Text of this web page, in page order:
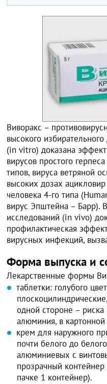
Виворакс –
высокого
(in vitro) доказана
вирусов простого
типов, вируса ветряной
высоких дозах
человека 4-го типа
вирус Эпштейна – Барр).
исследований (in vivo)
профилактическая
вирусных инфекций,
Форма выпуска и
Лекарственные формы
таблетки: голубого
одной стороне –
алюминия, в
крем для наружного
почти белого до
алюминиевых с
прозрачный
пачке 1 контейнер).